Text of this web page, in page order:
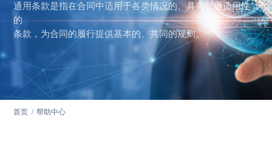
通用条款是指在合同中适用于各类情况的、具有普遍适用性
的
条款，为合同的履行提供基本的、共同的规则。
首页 / 帮助中心